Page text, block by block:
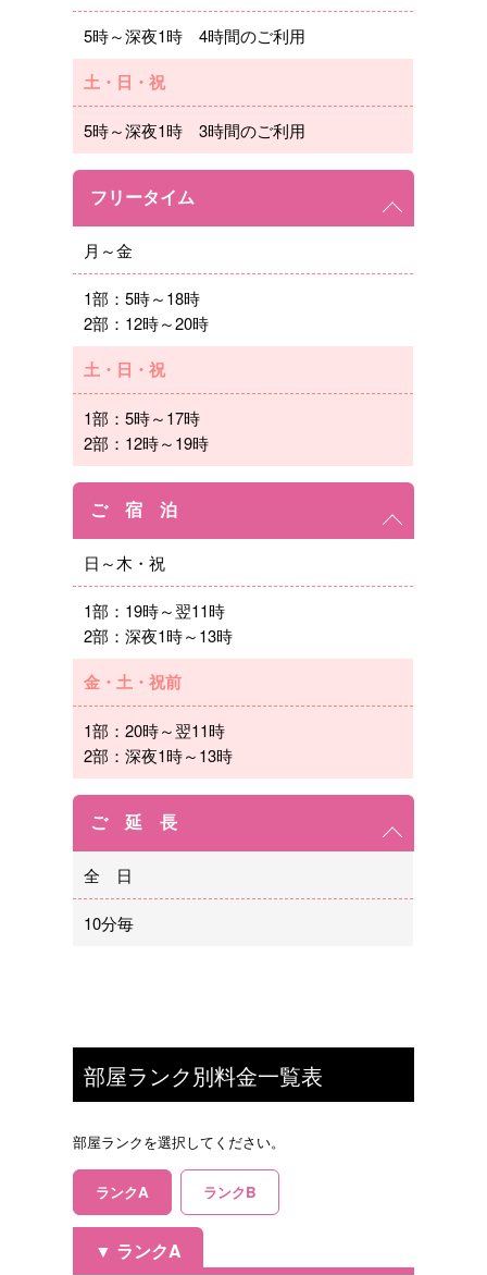
5時～深夜1時 4時間のご利用
土・日・祝
5時～深夜1時 3時間のご利用
フリータイム
月～金
1部：5時～18時
2部：12時～20時
土・日・祝
1部：5時～17時
2部：12時～19時
ご 宿 泊
日～木・祝
1部：19時～翌11時
2部：深夜1時～13時
金・土・祝前
1部：20時～翌11時
2部：深夜1時～13時
ご 延 長
全 日
10分毎
部屋ランク別料金一覧表
部屋ランクを選択してください。
ランクA ランクB
ランクA